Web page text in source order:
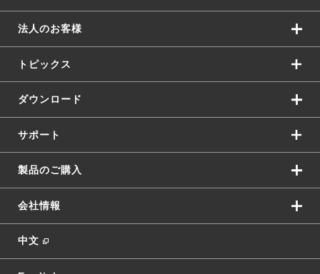
法人のお客様
トピックス
ダウンロード
サポート
製品のご購入
会社情報
中文